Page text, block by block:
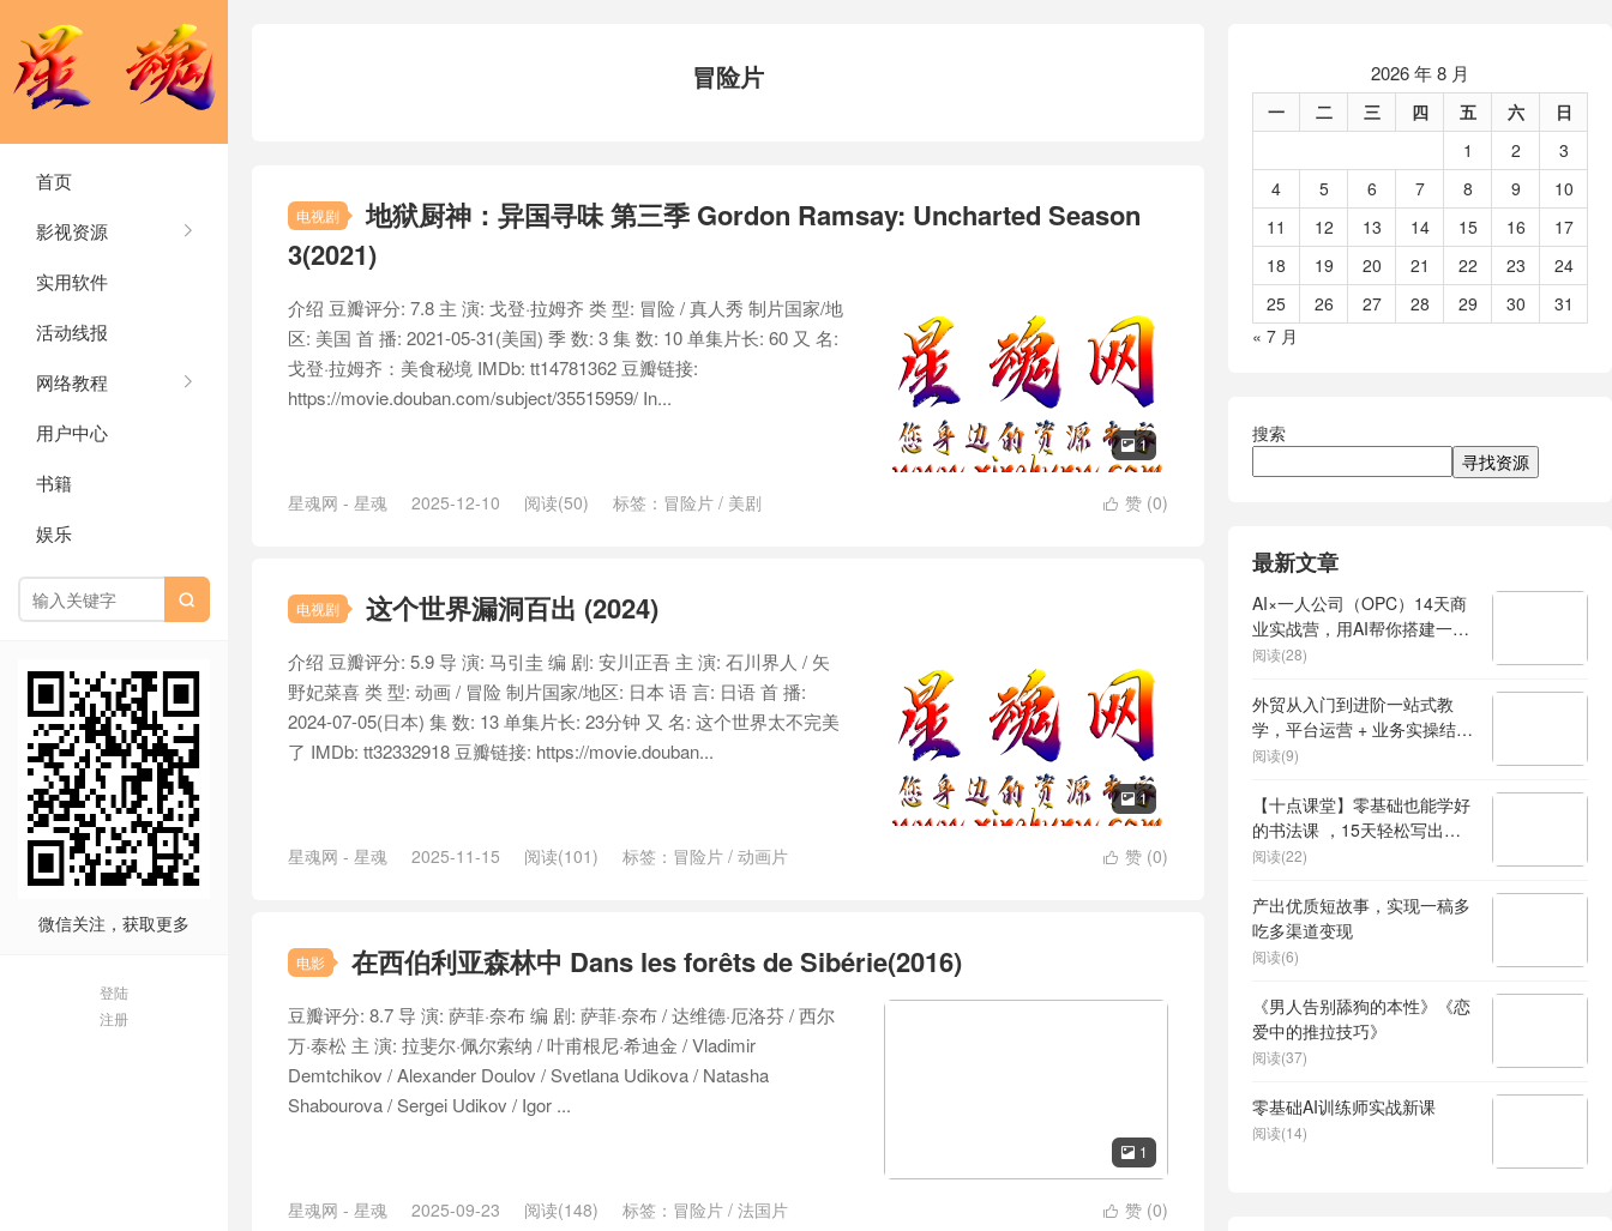
首页
影视资源
实用软件
活动线报
网络教程
用户中心
书籍
娱乐

微信关注，获取更多
登陆
注册
冒险片
电视剧
地狱厨神：异国寻味 第三季 Gordon Ramsay: Uncharted Season
3(2021)
 1
介绍 豆瓣评分: 7.8 主 演: 戈登·拉姆齐 类 型: 冒险 / 真人秀 制片国家/地
区: 美国 首 播: 2021-05-31(美国) 季 数: 3 集 数: 10 单集片长: 60 又 名:
戈登·拉姆齐：美食秘境 IMDb: tt14781362 豆瓣链接:
https://movie.douban.com/subject/35515959/ In...
 赞 (0)
星魂网 - 星魂 2025-12-10 阅读(50) 标签： 冒险片 / 美剧
电视剧 这个世界漏洞百出 (2024)
 1
介绍 豆瓣评分: 5.9 导 演: 马引圭 编 剧: 安川正吾 主 演: 石川界人 / 矢
野妃菜喜 类 型: 动画 / 冒险 制片国家/地区: 日本 语 言: 日语 首 播:
2024-07-05(日本) 集 数: 13 单集片长: 23分钟 又 名: 这个世界太不完美
了 IMDb: tt32332918 豆瓣链接: https://movie.douban...
 赞 (0)
星魂网 - 星魂 2025-11-15 阅读(101) 标签： 冒险片 / 动画片
电影 在西伯利亚森林中 Dans les forêts de Sibérie(2016)
 1
豆瓣评分: 8.7 导 演: 萨菲·奈布 编 剧: 萨菲·奈布 / 达维德·厄洛芬 / 西尔
万·泰松 主 演: 拉斐尔·佩尔索纳 / 叶甫根尼·希迪金 / Vladimir
Demtchikov / Alexander Doulov / Svetlana Udikova / Natasha
Shabourova / Sergei Udikov / Igor ...
 赞 (0)
星魂网 - 星魂 2025-09-23 阅读(148) 标签： 冒险片 / 法国片
2026 年 8 月
一 二 三 四 五 六
日
1
2
3
4
5 6 7 8 9
10
11
12 13 14 15 16
17
18
19 20 21 22 23
24
25
26 27 28 29 30
31
« 7 月
搜索
寻找资源
最新文章
AI×一人公司（OPC）14天商
业实战营，用AI帮你搭建一个
属于你自己的、能独立賺钱的
阅读(28)
外贸从入门到进阶一站式教
学，平台运营 + 业务实操结
合，实现业绩稳步增长
阅读(9)
【十点课堂】零基础也能学好
的书法课 ，15天轻松写出漂
亮人生
阅读(22)
产出优质短故事，实现一稿多
吃多渠道变现
阅读(6)
《男人告别舔狗的本性》《恋
爱中的推拉技巧》
阅读(37)
零基础AI训练师实战新课
阅读(14)